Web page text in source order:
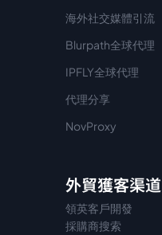
海外社交媒體引流
Blurpath全球代理
IPFLY全球代理
代理分享
NovProxy
外貿獲客渠道
領英客戶開發
採購商搜索